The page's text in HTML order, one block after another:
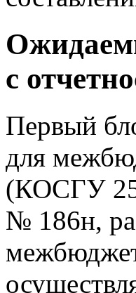
с
Первый
для
(КОСГУ
№ 186н,